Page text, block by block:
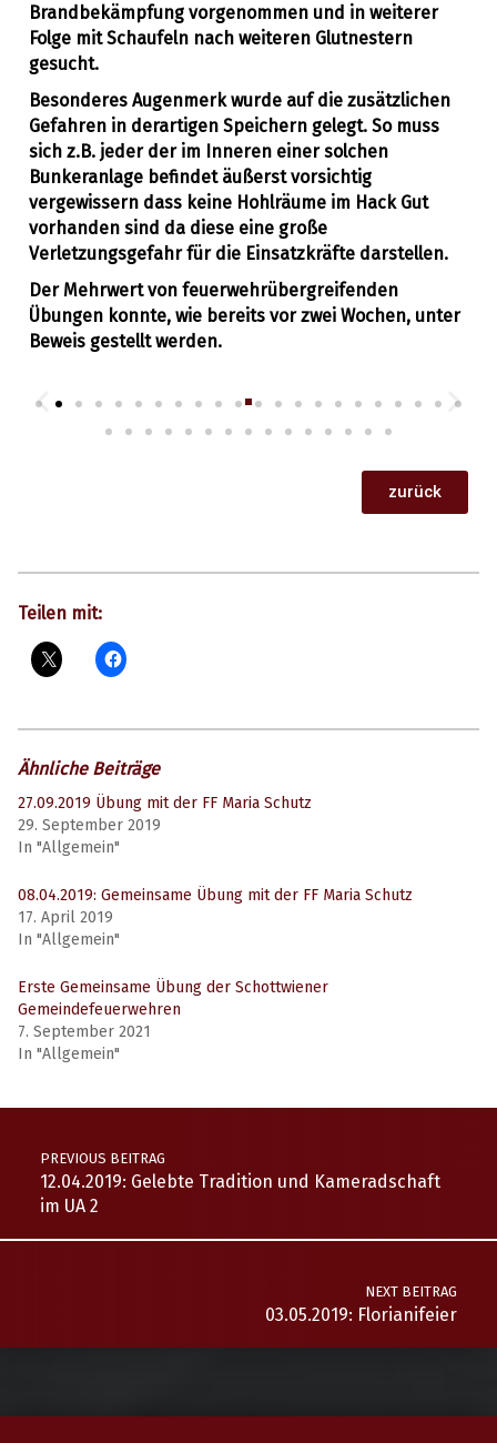
Brandbekämpfung vorgenommen und in weiterer
Folge mit Schaufeln nach weiteren Glutnestern
gesucht.
Besonderes Augenmerk wurde auf die zusätzlichen
Gefahren in derartigen Speichern gelegt. So muss
sich z.B. jeder der im Inneren einer solchen
Bunkeranlage befindet äußerst vorsichtig
vergewissern dass keine Hohlräume im Hack Gut
vorhanden sind da diese eine große
Verletzungsgefahr für die Einsatzkräfte darstellen.
Der Mehrwert von feuerwehrübergreifenden
Übungen konnte, wie bereits vor zwei Wochen, unter
Beweis gestellt werden.
zurück
Teilen mit:
Ähnliche Beiträge
27.09.2019 Übung mit der FF Maria Schutz
29. September 2019
In "Allgemein"
08.04.2019: Gemeinsame Übung mit der FF Maria Schutz
17. April 2019
In "Allgemein"
Erste Gemeinsame Übung der Schottwiener
Gemeindefeuerwehren
7. September 2021
In "Allgemein"
PREVIOUS BEITRAG
12.04.2019: Gelebte Tradition und Kameradschaft
im UA 2
NEXT BEITRAG
03.05.2019: Florianifeier